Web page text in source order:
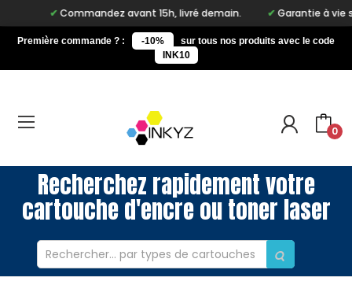
Commandez avant 15h, livré demain. Garantie à vie sur
Première commande ? : -10%
sur tous nos produits avec le code
INK10
0
Recherchez rapidement votre
cartouche d'encre ou toner laser